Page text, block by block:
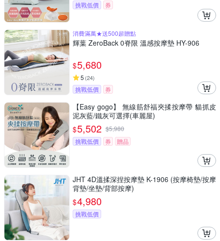
挑戰低價 券
消費滿萬★送500超贈點
輝葉 ZeroBack 0脊限 溫感按摩墊 HY-906
$5,680
5 (24)
挑戰低價 券
【Easy gogo】 無線筋舒福夾揉按摩帶 貓抓皮
泥灰藍/鐵灰可選擇(車麗屋)
$5,502 $5,980
挑戰低價
券 贈品
JHT 4D溫揉深捏按摩墊 K-1906 (按摩椅墊/按摩
背墊/坐墊/背部按摩)
$4,980
挑戰低價